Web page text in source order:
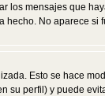
mensajes que
No aparece
Esto se hace
perfil) y puede